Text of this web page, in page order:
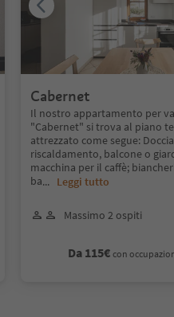
Cabernet
Il nostro appartamento per
"Cabernet" si trova al piano
attrezzato come segue:
riscaldamento, balcone o
macchina per il caffè;
ba... Leggi tutto
Massimo 2 ospiti
Da 115€ con